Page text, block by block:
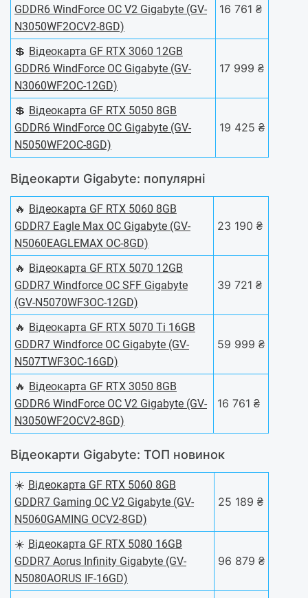
GDDR6 WindForce OC V2 Gigabyte (GV-
N3050WF2OCV2-8GD)
16 761 ₴
💲 Відеокарта GF RTX 3060 12GB
GDDR6 WindForce OC Gigabyte (GV-
N3060WF2OC-12GD)
17 999 ₴
💲 Відеокарта GF RTX 5050 8GB
GDDR6 WindForce OC Gigabyte (GV-
N5050WF2OC-8GD)
19 425 ₴
Відеокарти Gigabyte: популярні
🔥 Відеокарта GF RTX 5060 8GB
GDDR7 Eagle Max OC Gigabyte (GV-
N5060EAGLEMAX OC-8GD)
23 190 ₴
🔥 Відеокарта GF RTX 5070 12GB
GDDR7 Windforce OC SFF Gigabyte
(GV-N5070WF3OC-12GD)
39 721 ₴
🔥 Відеокарта GF RTX 5070 Ti 16GB
GDDR7 Windforce OC Gigabyte (GV-
N507TWF3OC-16GD)
59 999 ₴
🔥 Відеокарта GF RTX 3050 8GB
GDDR6 WindForce OC V2 Gigabyte (GV-
N3050WF2OCV2-8GD)
16 761 ₴
Відеокарти Gigabyte: ТОП новинок
☀️ Відеокарта GF RTX 5060 8GB
GDDR7 Gaming OC V2 Gigabyte (GV-
N5060GAMING OCV2-8GD)
25 189 ₴
☀️ Відеокарта GF RTX 5080 16GB
GDDR7 Aorus Infinity Gigabyte (GV-
N5080AORUS IF-16GD)
96 879 ₴